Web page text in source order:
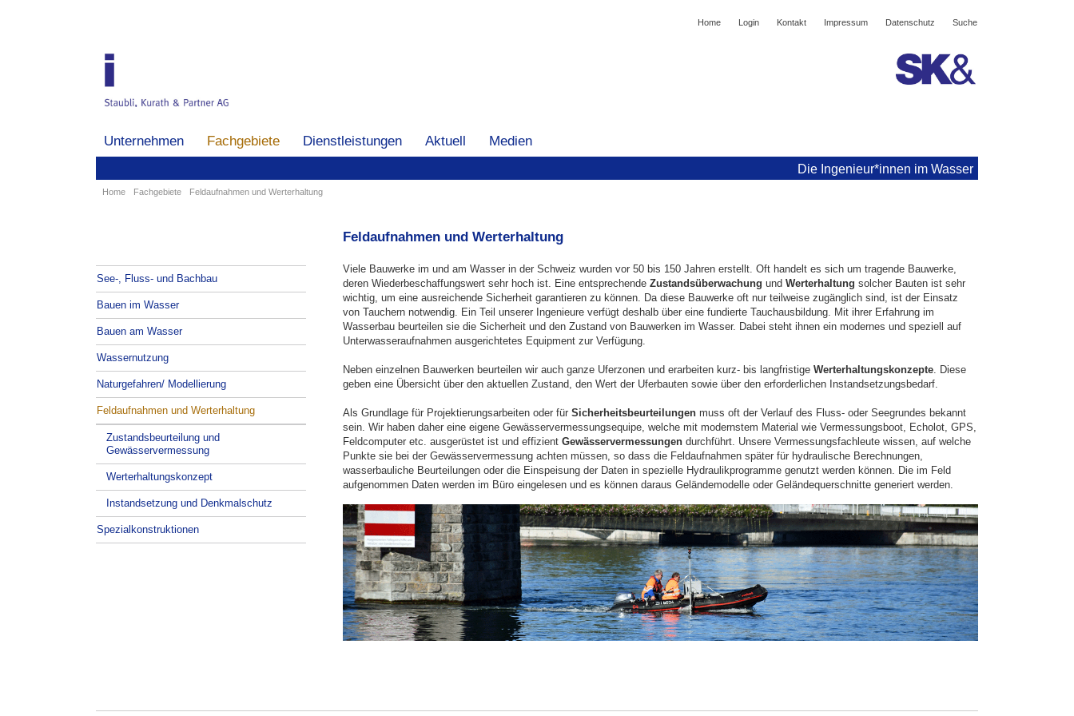
Navigation
Unternehmen Fachgebiete Dienstleistungen Aktuell Medien
Navigation
Home Login Kontakt Impressum Datenschutz Suche
Die Ingenieur*innen im Wasser
Home Fachgebiete Feldaufnahmen und Werterhaltung
Feldaufnahmen und Werterhaltung
Viele Bauwerke im und am Wasser in der Schweiz wurden vor 50 bis 150 Jahren erstellt. Oft handelt es sich um tragende Bauwerke,
deren Wiederbeschaffungswert sehr hoch ist. Eine entsprechendeZustandsüberwachung undWerterhaltung solcher Bauten ist sehr
wichtig, um eine ausreichende Sicherheit garantieren zu können. Da diese Bauwerke oft nur teilweise zugänglich sind, ist der Einsatz
von Tauchern notwendig. Ein Teil unserer Ingenieure verfügt deshalb über eine fundierte Tauchausbildung. Mit ihrer Erfahrung im
Wasserbau beurteilen sie die Sicherheit und den Zustand von Bauwerken im Wasser. Dabei steht ihnen ein modernes und speziell auf
Unterwasseraufnahmen ausgerichtetes Equipment zur Verfügung.
Neben einzelnen Bauwerken beurteilen wir auch ganze Uferzonen und erarbeiten kurz- bis langfristigeWerterhaltungskonzepte . Diese
geben eine Übersicht über den aktuellen Zustand, den Wert der Uferbauten sowie über den erforderlichen Instandsetzungsbedarf.
Als Grundlage für Projektierungsarbeiten oder fürSicherheitsbeurteilungen muss oft der Verlauf des Fluss- oder Seegrundes bekannt
sein. Wir haben daher eine eigene Gewässervermessungsequipe, welche mit modernstem Material wie Vermessungsboot, Echolot, GPS,
Feldcomputer etc. ausgerüstet ist und effizientGewässervermessungen durchführt. Unsere Vermessungsfachleute wissen, auf welche
Punkte sie bei der Gewässervermessung achten müssen, so dass die Feldaufnahmen später für hydraulische Berechnungen,
wasserbauliche Beurteilungen oder die Einspeisung der Daten in spezielle Hydraulikprogramme genutzt werden können. Die im Feld
aufgenommen Daten werden im Büro eingelesen und es können daraus Geländemodelle oder Geländequerschnitte generiert werden.
überspringen
See-, Fluss- und Bachbau
Bauen im Wasser
Bauen am Wasser
Wassernutzung
Naturgefahren/ Modellierung
Feldaufnahmen und Werterhaltung
Zustandsbeurteilung und
Gewässervermessung
Werterhaltungskonzept
Instandsetzung und Denkmalschutz
Spezialkonstruktionen